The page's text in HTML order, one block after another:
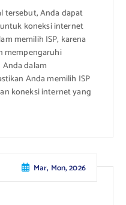
tersebut, Anda dapat
koneksi internet
memilih ISP, karena
mempengaruhi
dalam
Anda memilih ISP
koneksi internet yang
Mar, Mon, 2026